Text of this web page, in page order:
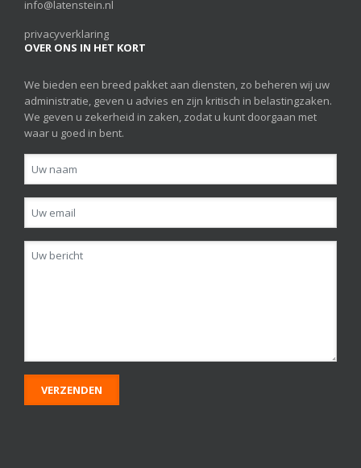
info@latenstein.nl
privacyverklaring
OVER ONS IN HET KORT
We bieden een breed pakket aan diensten, zo beheren wij uw
administratie, geven u advies en zijn kritisch in belastingzaken.
We geven u zekerheid in zaken, zodat u kunt doorgaan met
waar u goed in bent.